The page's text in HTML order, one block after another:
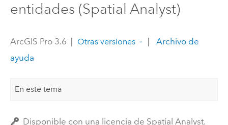
entidades (Spatial Analyst)
ArcGIS Pro 3.6 | Otras versiones |
Archivo de
ayuda
En este tema
Disponible con una licencia de Spatial Analyst.